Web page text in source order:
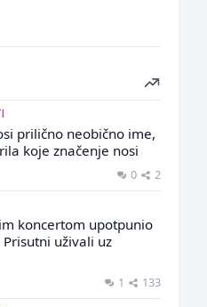
prilično neobično ime,
koje značenje nosi
0 2
koncertom upotpunio
uživali uz
1 133